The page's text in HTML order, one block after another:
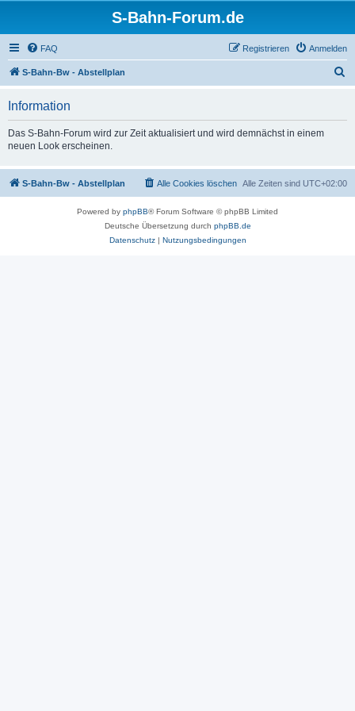
S-Bahn-Forum.de
FAQ Anmelden
Registrieren
S-Bahn-Bw - Abstellplan
Information
Das S-Bahn-Forum wird zur Zeit aktualisiert und wird demnächst in einem
neuen Look erscheinen.
S-Bahn-Bw - Abstellplan Alle Zeiten sind UTC+02:00
Alle Cookies löschen
Powered by phpBB® Forum Software © phpBB Limited
Deutsche Übersetzung durch phpBB.de
Datenschutz| Nutzungsbedingungen